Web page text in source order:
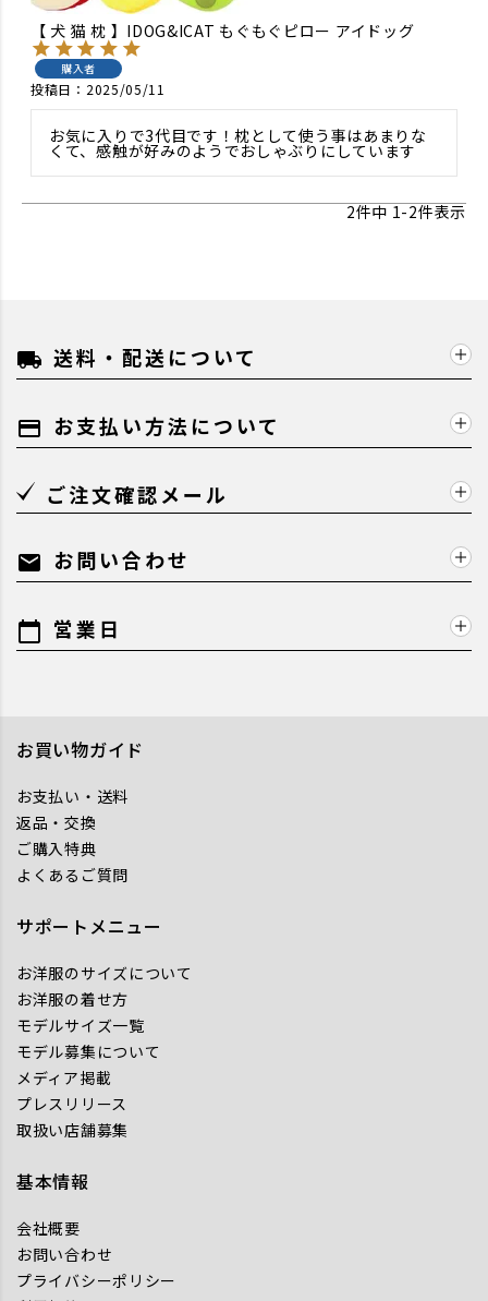
【 犬 猫 枕 】IDOG&ICAT もぐもぐピロー アイドッグ
購入者
投稿日 2025/05/11
お気に入りで3代目です！枕として使う事はあまりな
くて、感触が好みのようでおしゃぶりにしています
2件中 1-2件表示
local_shipping 送料・配送について
payment お支払い方法について
ご注文確認メール
mail お問い合わせ
calendar_today 営業日
お買い物ガイド
お支払い・送料
返品・交換
ご購入特典
よくあるご質問
サポートメニュー
お洋服のサイズについて
お洋服の着せ方
モデルサイズ一覧
モデル募集について
メディア掲載
プレスリリース
取扱い店舗募集
基本情報
会社概要
お問い合わせ
プライバシーポリシー